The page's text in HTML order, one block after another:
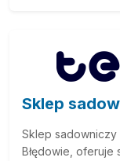
Sklep
Sklep sadowniczy
Błędowie, oferuje